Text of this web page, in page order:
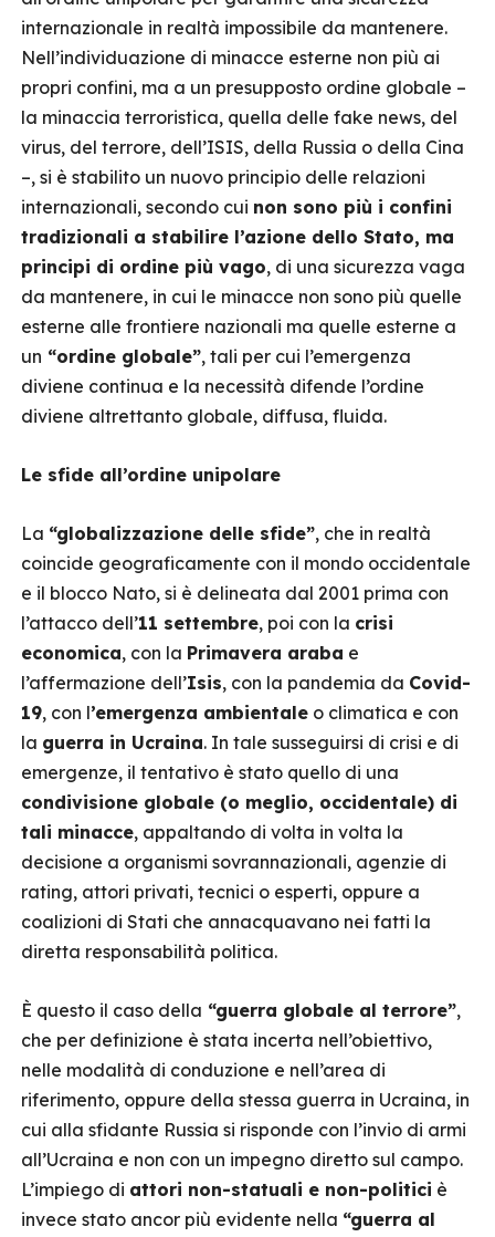
internazionale in realtà impossibile da mantenere.
Nell’individuazione di minacce esterne non più ai
propri confini, ma a un presupposto ordine globale –
la minaccia terroristica, quella delle fake news, del
virus, del terrore, dell’ISIS, della Russia o della Cina
–, si è stabilito un nuovo principio delle relazioni
internazionali, secondo cui non sono più i confini
tradizionali a stabilire l’azione dello Stato, ma
principi di ordine più vago, di una sicurezza vaga
da mantenere, in cui le minacce non sono più quelle
esterne alle frontiere nazionali ma quelle esterne a
un “ordine globale”, tali per cui l’emergenza
diviene continua e la necessità difende l’ordine
diviene altrettanto globale, diffusa, fluida.
Le sfide all’ordine unipolare
La “globalizzazione delle sfide”, che in realtà
coincide geograficamente con il mondo occidentale
e il blocco Nato, si è delineata dal 2001 prima con
l’attacco dell’11 settembre, poi con la crisi
economica, con la Primavera araba e
l’affermazione dell’Isis, con la pandemia da Covid-
19, con l’emergenza ambientale o climatica e con
la guerra in Ucraina. In tale susseguirsi di crisi e di
emergenze, il tentativo è stato quello di una
condivisione globale (o meglio, occidentale) di
tali minacce, appaltando di volta in volta la
decisione a organismi sovrannazionali, agenzie di
rating, attori privati, tecnici o esperti, oppure a
coalizioni di Stati che annacquavano nei fatti la
diretta responsabilità politica.
È questo il caso della “guerra globale al terrore”,
che per definizione è stata incerta nell’obiettivo,
nelle modalità di conduzione e nell’area di
riferimento, oppure della stessa guerra in Ucraina, in
cui alla sfidante Russia si risponde con l’invio di armi
all’Ucraina e non con un impegno diretto sul campo.
L’impiego di attori non-statuali e non-politici è
invece stato ancor più evidente nella “guerra al